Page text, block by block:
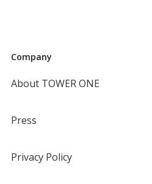
Company
About TOWER ONE
Press
Privacy Policy